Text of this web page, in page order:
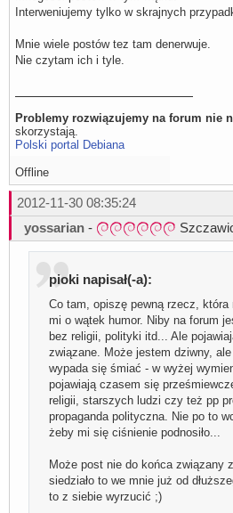
Interweniujemy tylko w skrajnych
Mnie wiele postów tez tam denerwuje.
Nie czytam ich i tyle.
Problemy rozwiązujemy na forum nie
skorzystają.
Polski portal Debiana
Offline
2012-11-30 08:35:24
yossarian -
pioki napisał(-a):
Co tam, opiszę pewną rzecz, która
mi o wątek humor. Niby na forum
bez religii, polityki itd... Ale
związane. Może jestem dziwny,
wypada się śmiać - w wyżej
pojawiają czasem się
religii, starszych ludzi czy też pp
propaganda polityczna. Nie po to
żeby mi się ciśnienie podnosiło...
Może post nie do końca związany
siedziało to we mnie już od
to z siebie wyrzucić ;)